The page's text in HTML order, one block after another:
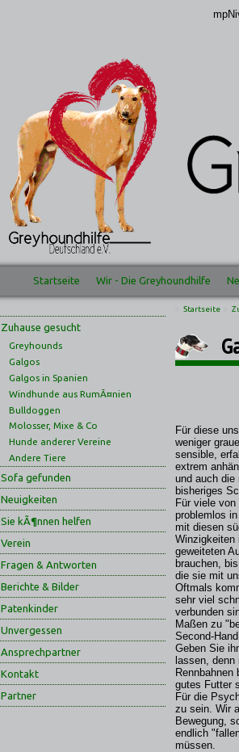
Startseite Wir - Die Greyhoundhilfe
Zuhause gesucht
Greyhounds
Galgos
Galgos in Spanien
Windhunde aus RumÃ¤nien
Bulldoggen
Molosser, Mixe & Co
Hunde anderer Vereine
Andere Tiere
Sofa gefunden
Neuigkeiten
Sie kÃ¶nnen helfen
Verein
Fragen & Antworten
Berichte & Bilder
Patenkinder
Unvergessen
Ansprechpartner
Kontakt
Partner
Startseite
Für diese
weniger
sensible,
extrem
und auch die
bisheriges
Für viele
problemlos
mit diesen
Winzigkeiten
geweiteten
brauchen,
die sie mit
Oftmals
sehr viel
verbunden
Maßen zu
Second-
Geben Sie
lassen,
gutes Futter
Für die
zu sein. Wir
Bewegung,
endlich
müssen.